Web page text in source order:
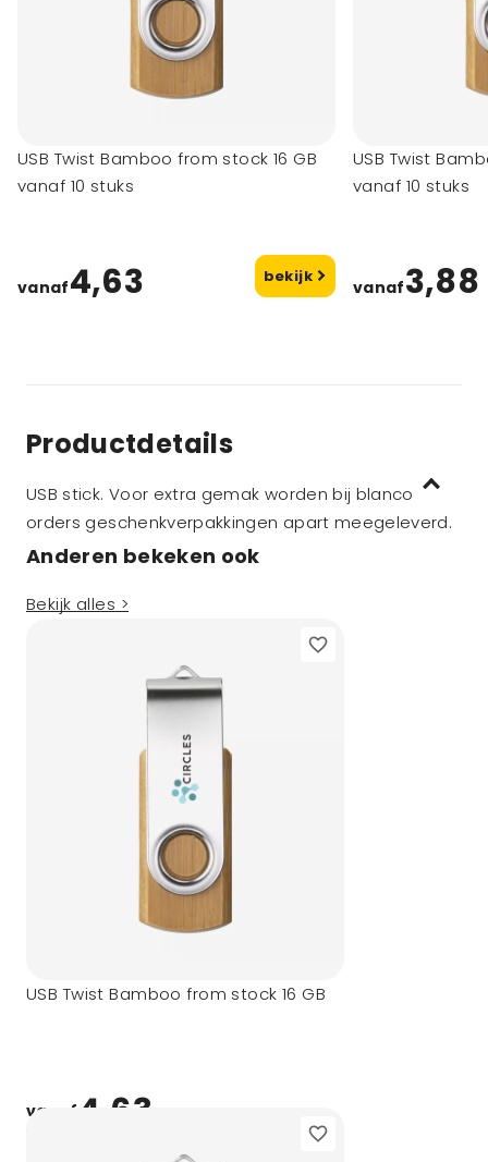
USB Twist Bamboo from stock 16 GB
vanaf 10 stuks
vanaf4,63 bekijk
USB Twist
vanaf 10 stuks
vanaf3,88
Productdetails
USB stick. Voor extra gemak worden bij blanco
orders geschenkverpakkingen apart meegeleverd.
Anderen bekeken ook
Bekijk alles >
USB Twist Bamboo from stock 16 GB
vanaf 4,63